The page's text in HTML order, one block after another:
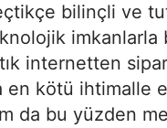
bilinçli ve
internetten
en kötü ihtimalle
da bu yüzden